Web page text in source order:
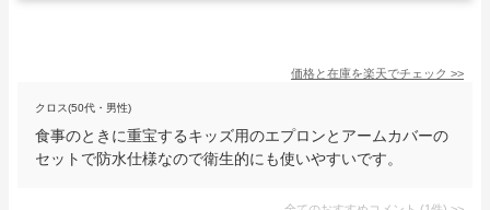
価格と在庫を楽天でチェック >>
クロス(50代・男性)
食事のときに重宝するキッズ用のエプロンとアームカバーの
セットで防水仕様なので衛生的にも使いやすいです。